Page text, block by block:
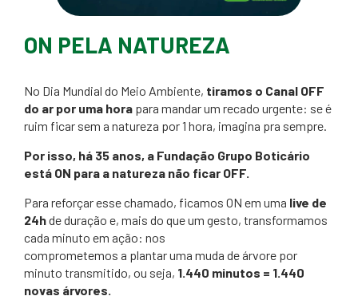
ON PELA NATUREZA
No Dia Mundial do Meio Ambiente, tiramos o Canal OFF
do ar por uma hora para mandar um recado urgente: se é
ruim ficar sem a natureza por 1 hora, imagina pra sempre.
Por isso, há 35 anos, a Fundação Grupo Boticário
está ON para a natureza não ficar OFF.
Para reforçar esse chamado, ficamos ON em uma live de
24hde duração e, mais do que um gesto, transformamos
cada minuto em ação: nos
comprometemos a plantar uma muda de árvore por
minuto transmitido, ou seja, 1.440 minutos = 1.440
novas árvores.